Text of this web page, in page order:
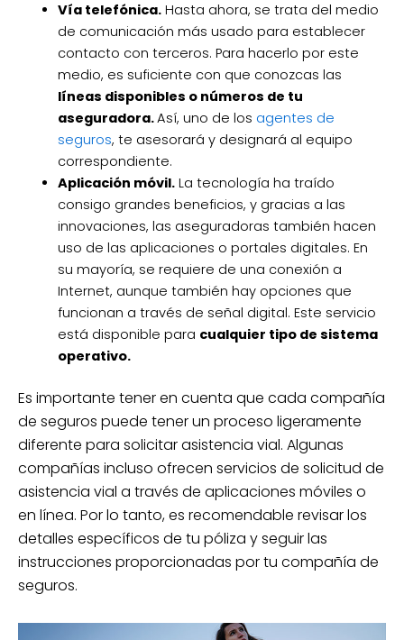
Vía telefónica.Hasta ahora, se trata del medio
de comunicación más usado para establecer
contacto con terceros. Para hacerlo por este
medio, es suficiente con que conozcas las
líneas disponibles o números de tu
aseguradora.Así, uno de los agentes de
seguros, te asesorará y designará al equipo
correspondiente.
Aplicación móvil.La tecnología ha traído
consigo grandes beneficios, y gracias a las
innovaciones, las aseguradoras también hacen
uso de las aplicaciones o portales digitales. En
su mayoría, se requiere de una conexión a
Internet, aunque también hay opciones que
funcionan a través de señal digital. Este servicio
está disponible para cualquier tipo de sistema
operativo.
Es importante tener en cuenta que cada compañía
de seguros puede tener un proceso ligeramente
diferente para solicitar asistencia vial. Algunas
compañías incluso ofrecen servicios de solicitud de
asistencia vial a través de aplicaciones móviles o
en línea. Por lo tanto, es recomendable revisar los
detalles específicos de tu póliza y seguir las
instrucciones proporcionadas por tu compañía de
seguros.